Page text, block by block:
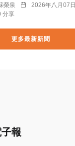
榮泉 2026年八月07日
分享
更多最新新聞
報